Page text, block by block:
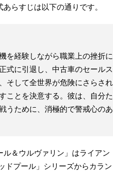
あらすじは以下の通りです。
を経験しながら職業上の挫折
式に引退し、中古車のセール
そして全世界が危険にさらさ
ことを決意する。彼は、自分
うために、消極的で警戒心の
ル＆ウルヴァリン」はライア
ドプール」シリーズからカラ